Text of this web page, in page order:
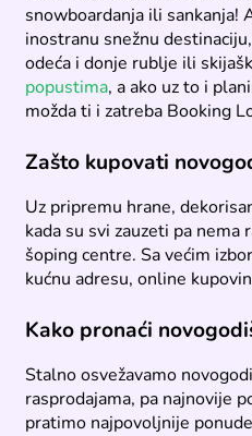
snowboardanja ili sankanja!
inostranu snežnu
odeća i donje rublje ili
popustima, a ako uz to i
možda ti i zatreba Booking
Zašto kupovati
Uz pripremu hrane,
kada su svi zauzeti pa
šoping centre. Sa većim
kućnu adresu, online
Kako pronaći
Stalno osvežavamo
rasprodajama, pa najnovije
pratimo najpovoljnije